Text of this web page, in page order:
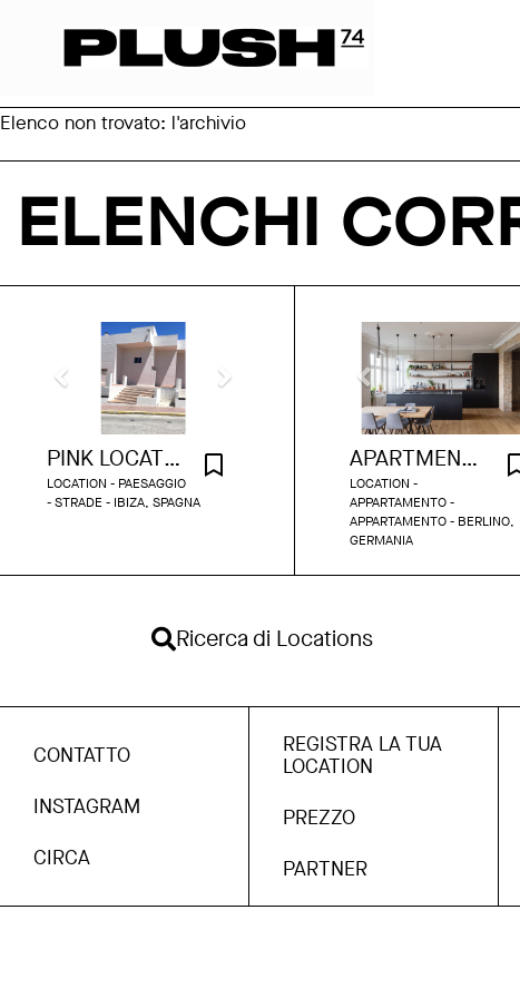
Elenco non trovato: l'archivio
ELENCHI
PINK LOCATIONS IBIZA
LOCATION - PAESAGGIO
- STRADE - IBIZA, SPAGNA
APARTMENT KREUZBERG 120
LOCATION -
APPARTAMENTO -
APPARTAMENTO - BERLINO,
GERMANIA
Ricerca di Locations
CONTATTO
INSTAGRAM
CIRCA
REGISTRA LA TUA
LOCATION
PREZZO
PARTNER